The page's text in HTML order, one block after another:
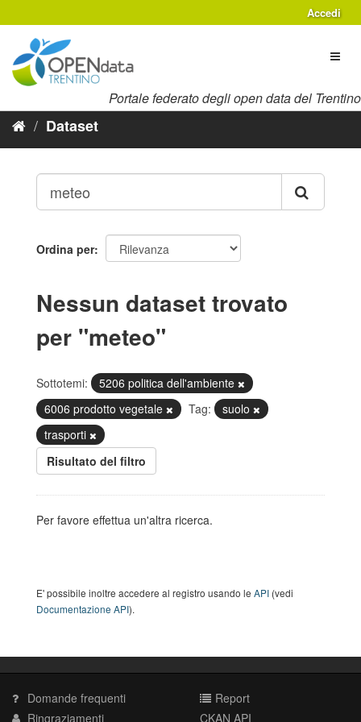
al
contenuto
Accedi
Portale federato degli open data del Trentino
Dataset
Ordina per
Nessun dataset trovato
per "meteo"
Sottotemi:
5206 politica dell'ambiente
6006 prodotto vegetale
Tag:
suolo
trasporti
Risultato del filtro
Per favore effettua un'altra ricerca.
E' possibile inoltre accedere al registro usando le API (vedi
Documentazione API).
Domande frequenti
Ringraziamenti
Report
CKAN API